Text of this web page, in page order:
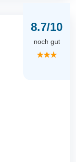
8.7/10
noch gut
★★★